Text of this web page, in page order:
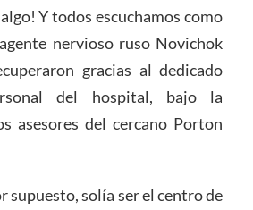
Y todos escuchamos como
nervioso ruso Novichok
gracias al dedicado
del hospital, bajo la
asesores del cercano Porton
supuesto, solía ser el centro de